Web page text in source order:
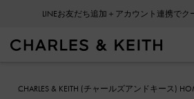
LINEお友だち追加＋アカウント連携でク
CHARLES & KEITH (チャールズアンドキース)